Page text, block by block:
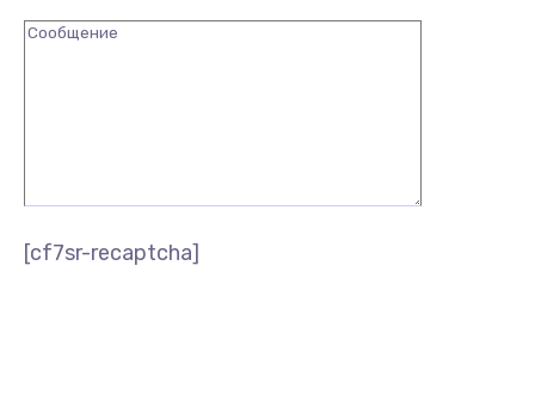
[cf7sr-recaptcha]